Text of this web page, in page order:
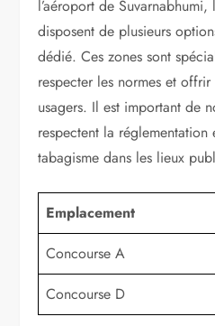
l’aéroport de
disposent de plusieurs
dédié. Ces zones sont
respecter les normes et
usagers. Il est important de
respectent la
tabagisme dans les lieux
Emplacement
Concourse A
Concourse D